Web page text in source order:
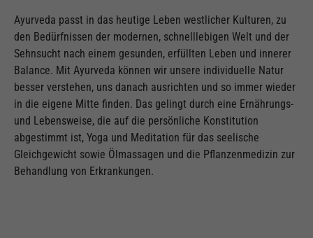
Ayurveda passt in das heutige Leben westlicher Kulturen, zu
den Bedürfnissen der modernen, schnelllebigen Welt und der
Sehnsucht nach einem gesunden, erfüllten Leben und innerer
Balance. Mit Ayurveda können wir unsere individuelle Natur
besser verstehen, uns danach ausrichten und so immer wieder
in die eigene Mitte finden. Das gelingt durch eine Ernährungs-
und Lebensweise, die auf die persönliche Konstitution
abgestimmt ist, Yoga und Meditation für das seelische
Gleichgewicht sowie Ölmassagen und die Pflanzenmedizin zur
Behandlung von Erkrankungen.